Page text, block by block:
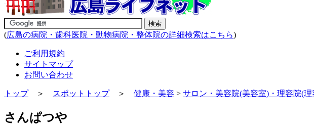
(広島の病院・歯科医院・動物病院・整体院の詳細検索はこちら)
ご利用規約
サイトマップ
お問い合わせ
トップ＞ スポットトップ＞ 健康・美容 > サロン・美容院(美容室)・理容院(理
さんぱつや